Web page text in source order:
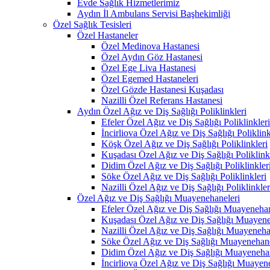
Evde Sağlık Hizmetlerimiz
Aydın İl Ambulans Servisi Başhekimliği
Özel Sağlık Tesisleri
Özel Hastaneler
Özel Medinova Hastanesi
Özel Aydın Göz Hastanesi
Özel Ege Liva Hastanesi
Özel Egemed Hastaneleri
Özel Gözde Hastanesi Kuşadası
Nazilli Özel Referans Hastanesi
Aydın Özel Ağız ve Diş Sağlığı Poliklinkleri
Efeler Özel Ağız ve Diş Sağlığı Poliklinkleri
İncirliova Özel Ağız ve Diş Sağlığı
Köşk Özel Ağız ve Diş Sağlığı Poliklinkleri
Kuşadası Özel Ağız ve Diş Sağlığı
Didim Özel Ağız ve Diş Sağlığı Poliklinkleri
Söke Özel Ağız ve Diş Sağlığı Poliklinkleri
Nazilli Özel Ağız ve Diş Sağlığı
Özel Ağız ve Diş Sağlığı Muayenehaneleri
Efeler Özel Ağız ve Diş Sağlığı
Kuşadası Özel Ağız ve Diş Sağlığı
Nazilli Özel Ağız ve Diş Sağlığı
Söke Özel Ağız ve Diş Sağlığı
Didim Özel Ağız ve Diş Sağlığı
İncirliova Özel Ağız ve Diş Sağlığı